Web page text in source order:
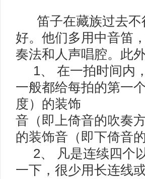
笛子在藏族过去不
好。他们多用中音笛
奏法和人声唱腔。此
1、 在一拍时间内
一般都给每拍的第一
度）的装饰
音（即上倚音的吹奏
的装饰音（即下倚音
2、 凡是连续四个
一下，很少用长连线